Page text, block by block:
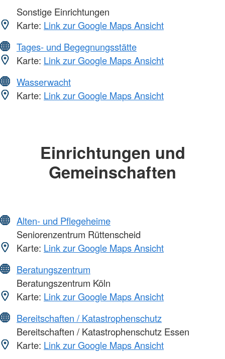
Sonstige Einrichtungen
Karte: Link zur Google Maps Ansicht
Tages- und Begegnungsstätte
Karte: Link zur Google Maps Ansicht
Wasserwacht
Karte: Link zur Google Maps Ansicht
Einrichtungen und
Gemeinschaften
Alten- und Pflegeheime
Seniorenzentrum Rüttenscheid
Karte: Link zur Google Maps Ansicht
Beratungszentrum
Beratungszentrum Köln
Karte: Link zur Google Maps Ansicht
Bereitschaften / Katastrophenschutz
Bereitschaften / Katastrophenschutz Essen
Karte: Link zur Google Maps Ansicht